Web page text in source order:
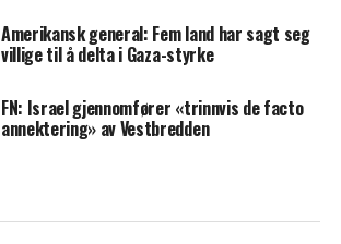
Amerikansk general: Fem land har sagt seg
villige til å delta i Gaza-styrke
FN: Israel gjennomfører «trinnvis de facto
annektering» av Vestbredden